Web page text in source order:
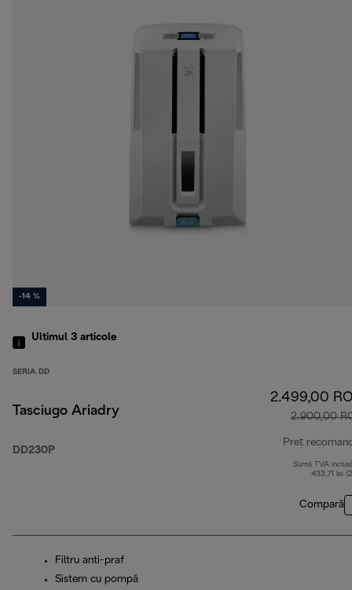
-14 %
Ultimul 3 articole
SERIA DD
Tasciugo Ariadry
DD230P
2.499,00
2.900,00
Preț
Sumă TVA
433,71 lei
Compară
Filtru anti-praf
Sistem cu pompă